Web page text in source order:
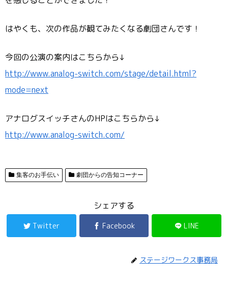
はやくも、次の作品が観てみたくなる劇団さんです！
今回の公演の案内はこちらから↓
http://www.analog-switch.com/stage/detail.html?
mode=next
アナログスイッチさんのHPはこちらから↓
http://www.analog-switch.com/
集客のお手伝い 劇団からの告知コーナー
シェアする
Twitter Facebook LINE
ステージワークス事務局